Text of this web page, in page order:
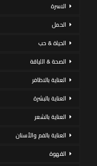
الاسرة
الحمل
الحياة & حب
الصحة & اللياقة
العناية بالاظافر
العناية بالبشرة
العناية بالشعر
العناية بالفم والأسنان
القهوة